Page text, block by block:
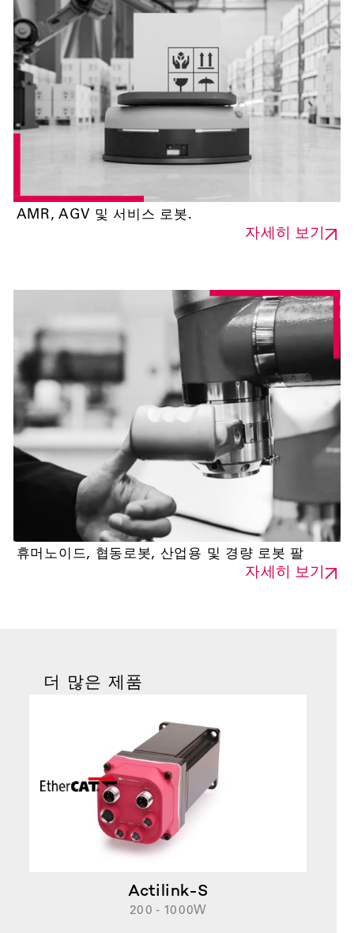
AMR, AGV 및 서비스 로봇.
자세히 보기
휴머노이드, 협동로봇, 산업용 및 경량 로봇 팔
자세히 보기
더 많은 제품
Actilink-S
200 - 1000W